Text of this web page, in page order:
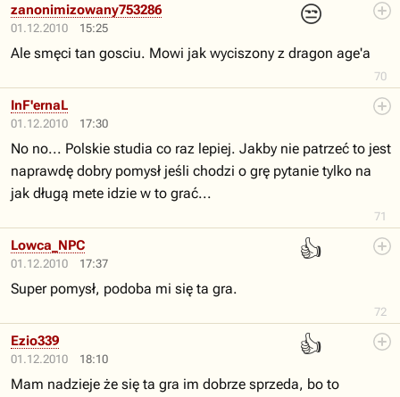
01.12.2010 15:25
😒
70
zanonimizowany753286
Ale smęci tan gosciu. Mowi jak wyciszony z dragon age'a
01.12.2010 17:30
71
InF'ernaL
No no... Polskie studia co raz lepiej. Jakby nie patrzeć to jest
naprawdę dobry pomysł jeśli chodzi o grę pytanie tylko na
jak długą mete idzie w to grać...
01.12.2010 17:37
👍
72
Lowca_NPC
Super pomysł, podoba mi się ta gra.
01.12.2010 18:10
👍
Ezio339
Mam nadzieje że się ta gra im dobrze sprzeda, bo to